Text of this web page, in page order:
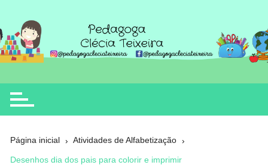
o
conteúdo
Clécia Teixeira
educação
Página inicial Atividades de Alfabetização
Desenhos dia dos pais para colorir e imprimir